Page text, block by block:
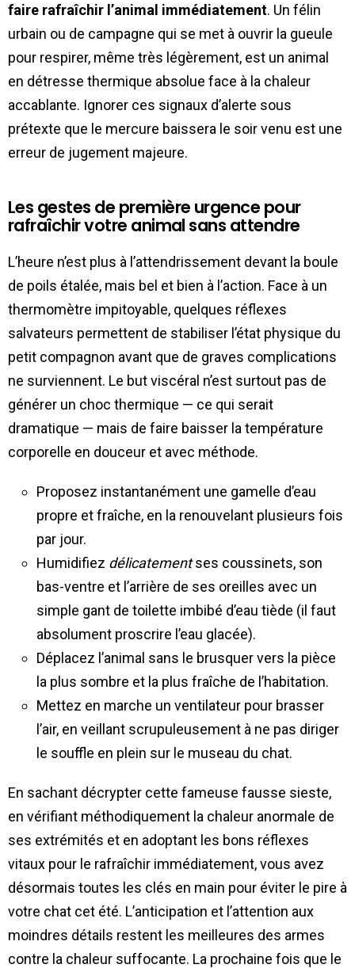
faire rafraîchir l’animal immédiatement. Un félin
urbain ou de campagne qui se met à ouvrir la gueule
pour respirer, même très légèrement, est un animal
en détresse thermique absolue face à la chaleur
accablante. Ignorer ces signaux d’alerte sous
prétexte que le mercure baissera le soir venu est une
erreur de jugement majeure.
Les gestes de première urgence pour
rafraîchir votre animal sans attendre
L’heure n’est plus à l’attendrissement devant la boule
de poils étalée, mais bel et bien à l’action. Face à un
thermomètre impitoyable, quelques réflexes
salvateurs permettent de stabiliser l’état physique du
petit compagnon avant que de graves complications
ne surviennent. Le but viscéral n’est surtout pas de
générer un choc thermique — ce qui serait
dramatique — mais de faire baisser la température
corporelle en douceur et avec méthode.
Proposez instantanément une gamelle d’eau
propre et fraîche, en la renouvelant plusieurs fois
par jour.
Humidifiez délicatementses coussinets, son
bas-ventre et l’arrière de ses oreilles avec un
simple gant de toilette imbibé d’eau tiède (il faut
absolument proscrire l’eau glacée).
Déplacez l’animal sans le brusquer vers la pièce
la plus sombre et la plus fraîche de l’habitation.
Mettez en marche un ventilateur pour brasser
l’air, en veillant scrupuleusement à ne pas diriger
le souffle en plein sur le museau du chat.
En sachant décrypter cette fameuse fausse sieste,
en vérifiant méthodiquement la chaleur anormale de
ses extrémités et en adoptant les bons réflexes
vitaux pour le rafraîchir immédiatement, vous avez
désormais toutes les clés en main pour éviter le pire à
votre chat cet été. L’anticipation et l’attention aux
moindres détails restent les meilleures des armes
contre la chaleur suffocante. La prochaine fois que le